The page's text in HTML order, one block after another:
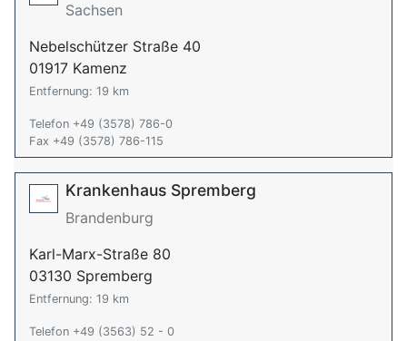
Sachsen
Nebelschützer Straße 40
01917 Kamenz
Entfernung: 19 km
Telefon +49 (3578) 786-0
Fax +49 (3578) 786-115
Krankenhaus Spremberg
Brandenburg
Karl-Marx-Straße 80
03130 Spremberg
Entfernung: 19 km
Telefon +49 (3563) 52 - 0